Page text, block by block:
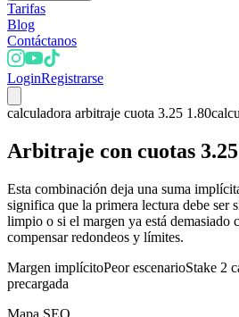
Tarifas
Blog
Contáctanos
LoginRegistrarse
calculadora arbitraje cuota 3.25 1.80
Arbitraje con cuotas
Esta combinación deja una suma
significa que la primera lectura debe ser
limpio o si el margen ya está demasiado
compensar redondeos y límites.
Margen implícitoPeor escenarioStake 2
precargada
Mapa SEO